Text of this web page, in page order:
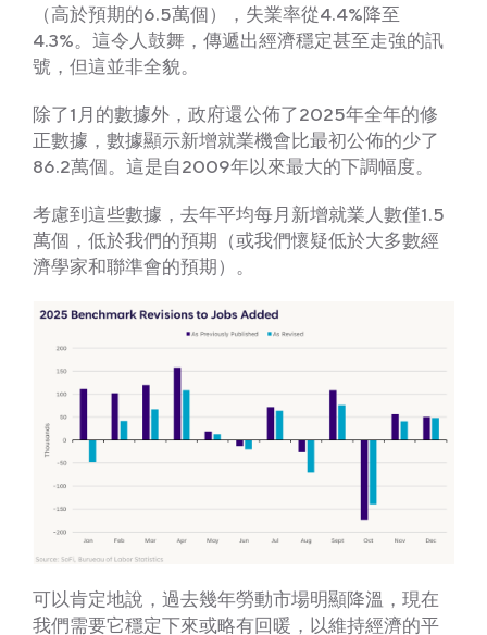
（高於預期的6.5萬個），失業率從4.4%降至
4.3%。這令人鼓舞，傳遞出經濟穩定甚至走強的訊
號，但這並非全貌。
除了1月的數據外，政府還公佈了2025年全年的修
正數據，數據顯示新增就業機會比最初公佈的少了
86.2萬個。這是自2009年以來最大的下調幅度。
考慮到這些數據，去年平均每月新增就業人數僅1.5
萬個，低於我們的預期（或我們懷疑低於大多數經
濟學家和聯準會的預期）。
可以肯定地說，過去幾年勞動市場明顯降溫，現在
我們需要它穩定下來或略有回暖，以維持經濟的平